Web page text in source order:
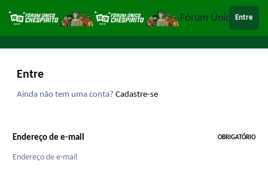
Fórum ÚnicoEntre
Entre
Ainda não tem uma conta? Cadastre-se
Endereço de e-mail OBRIGATÓRIO